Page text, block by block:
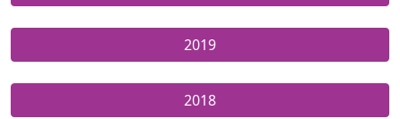
2019
2018